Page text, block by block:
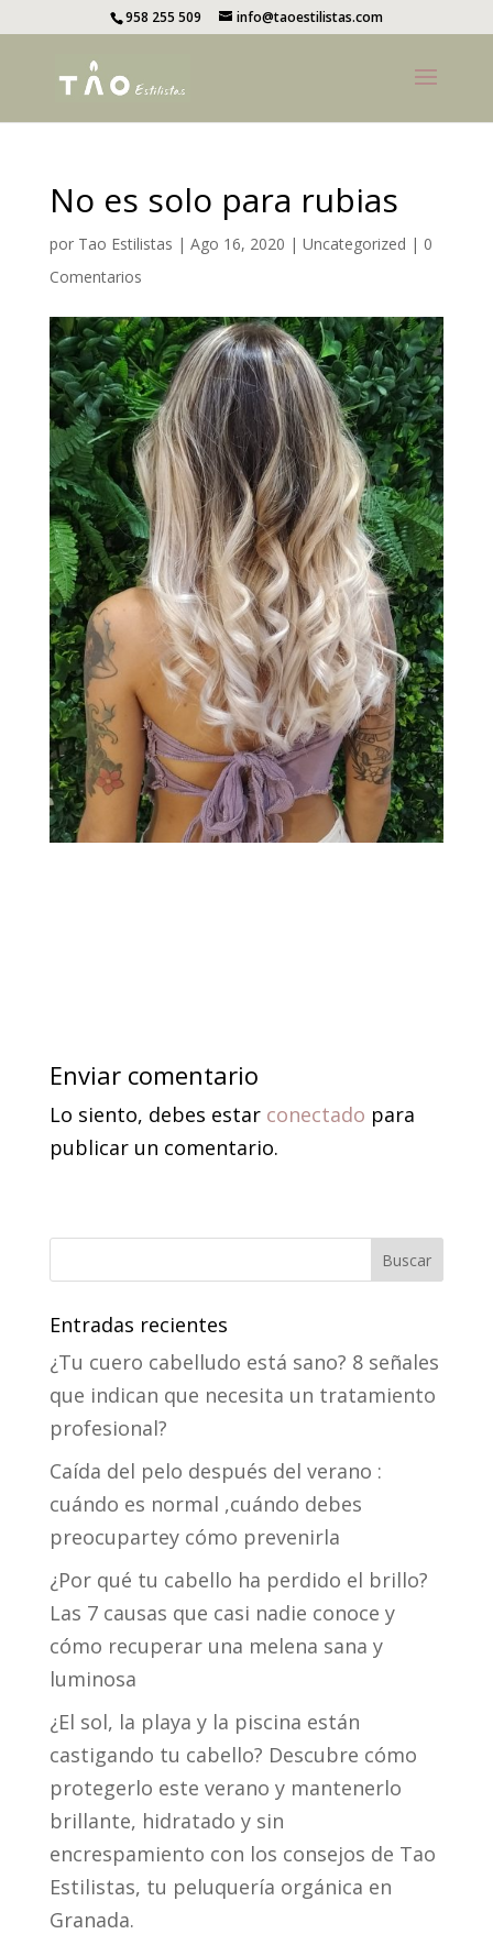
958 255 509 info@taoestilistas.com
No es solo para rubias
por Tao Estilistas | Ago 16, 2020 | Uncategorized | 0
Comentarios
Enviar comentario
Lo siento, debes estar conectado para
publicar un comentario.
Entradas recientes
¿Tu cuero cabelludo está sano? 8 señales
que indican que necesita un tratamiento
profesional?
Caída del pelo después del verano :
cuándo es normal ,cuándo debes
preocupartey cómo prevenirla
¿Por qué tu cabello ha perdido el brillo?
Las 7 causas que casi nadie conoce y
cómo recuperar una melena sana y
luminosa
¿El sol, la playa y la piscina están
castigando tu cabello? Descubre cómo
protegerlo este verano y mantenerlo
brillante, hidratado y sin
encrespamiento con los consejos de Tao
Estilistas, tu peluquería orgánica en
Granada.